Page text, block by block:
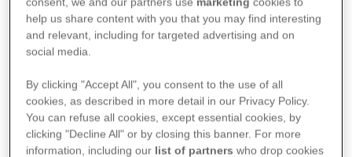
Play
help us share content with you that you may find interesting
and relevant, including for targeted advertising and on
social media.
By clicking "Accept All", you consent to the use of all
cookies, as described in more detail in our Privacy Policy.
You can refuse all cookies, except essential cookies, by
clicking "Decline All" or by closing this banner. For more
information, including our list of partners who drop cookies